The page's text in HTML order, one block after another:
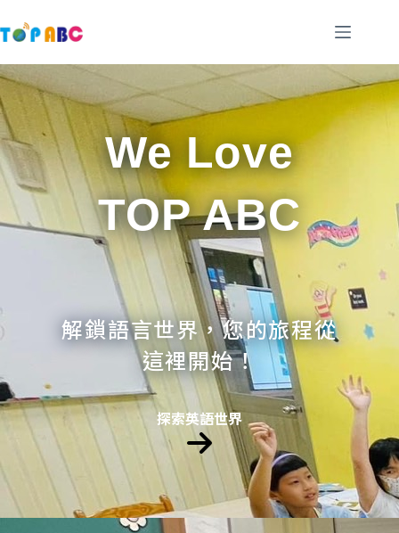
至
要
內
容
We Love
TOP ABC
解鎖語言世界，您的旅程從
這裡開始！
探索英語世界